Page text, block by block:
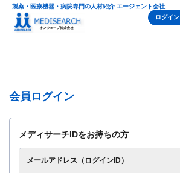
製薬・医療機器・病院専門の人材紹介 エージェント会社
ログイン
会員ログイン
メディサーチIDをお持ちの方
メールアドレス（ログインID）